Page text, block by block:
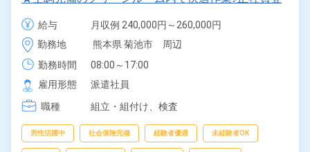
用制度あり！工場敷地内に無料駐車場完備でマイカー
通勤もOK！《熊本県菊池市》
給与
月収例 240,000円～260,000円
時給 1,400円～1,400円
勤務地
熊本県 菊池市　周辺
勤務時間
08:00～17:00
雇用形態
派遣社員
職種
組立・組付け、 検査
男性活躍中 社会保険完備 経験者優遇 未経験者OK